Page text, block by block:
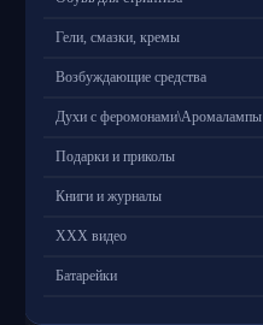
Гели, смазки, кремы
Возбуждающие средства
Духи с феромонами\Аромалампы
Подарки и приколы
Книги и журналы
ХХХ видео
Батарейки